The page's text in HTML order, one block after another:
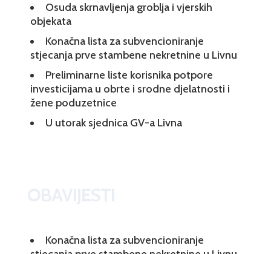
Osuda skrnavljenja groblja i vjerskih
objekata
Konačna lista za subvencioniranje
stjecanja prve stambene nekretnine u Livnu
Preliminarne liste korisnika potpore
investicijama u obrte i srodne djelatnosti i
žene poduzetnice
U utorak sjednica GV-a Livna
Konačna lista za subvencioniranje